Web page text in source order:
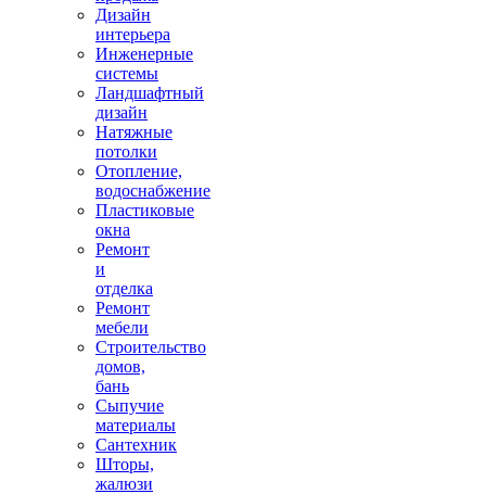
Дизайн
интерьера
Инженерные
системы
Ландшафтный
дизайн
Натяжные
потолки
Отопление,
водоснабжение
Пластиковые
окна
Ремонт
и
отделка
Ремонт
мебели
Строительство
домов,
бань
Сыпучие
материалы
Сантехник
Шторы,
жалюзи